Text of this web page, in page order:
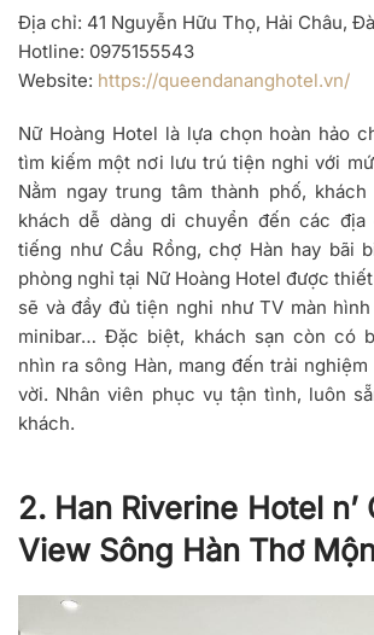
Địa chỉ: 41 Nguyễn Hữu Thọ, Hải Châu,
Hotline: 0975155543
Website: https://queendananghotel.vn/
Nữ Hoàng Hotel là lựa chọn hoàn hảo
tìm kiếm một nơi lưu trú tiện nghi với
Nằm ngay trung tâm thành phố,
khách dễ dàng di chuyển đến các
tiếng như Cầu Rồng, chợ Hàn hay bãi
phòng nghỉ tại Nữ Hoàng Hotel được
sẽ và đầy đủ tiện nghi như TV màn
minibar… Đặc biệt, khách sạn còn có
nhìn ra sông Hàn, mang đến trải
vời. Nhân viên phục vụ tận tình, luôn
khách.
2. Han Riverine Hotel n’
View Sông Hàn Thơ